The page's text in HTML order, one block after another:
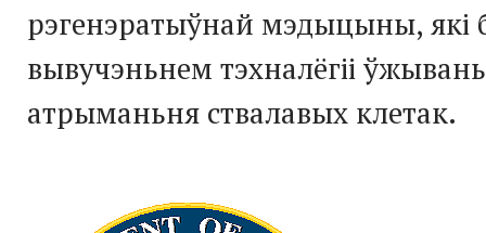
рэгенэратыўнай мэдыцыны, які
вывучэньнем тэхналёгіі
атрыманьня ствалавых клетак.